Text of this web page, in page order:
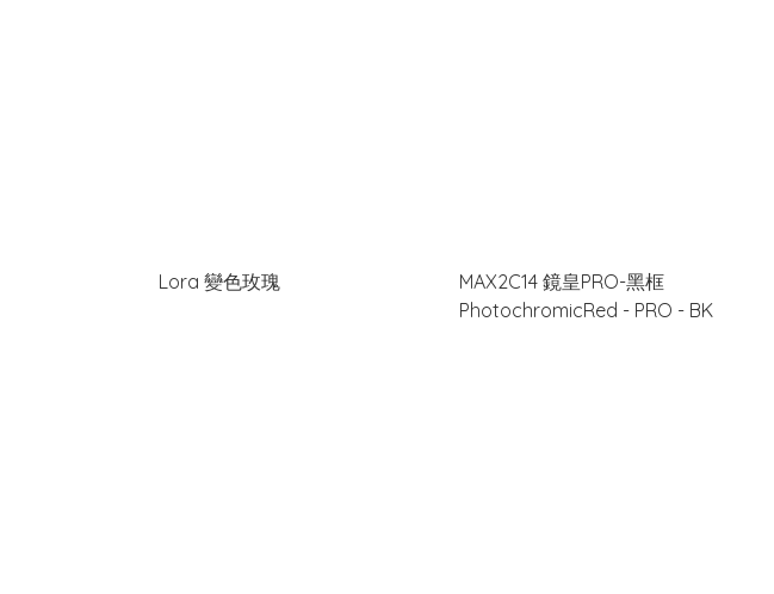
Lora 變色玫瑰
MAX2C14 鏡皇PRO-黑框
PhotochromicRed - PRO - BK